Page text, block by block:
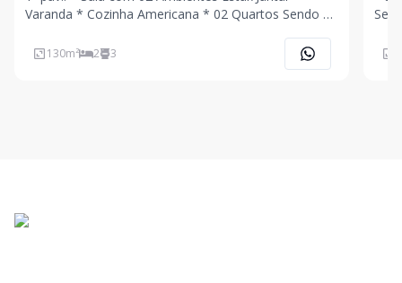
Varanda * Cozinha Americana * 02 Quartos Sendo 01
Cozinha Gourmet com Forno de Pizza * Living * 01
130m² 2 3
Sendo